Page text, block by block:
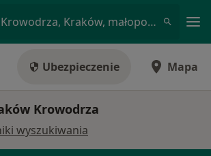
Chirurg • Krowodrza, Kraków, małopolskie
Ubezpieczenie Mapa
Krowodrza
wyszukiwania